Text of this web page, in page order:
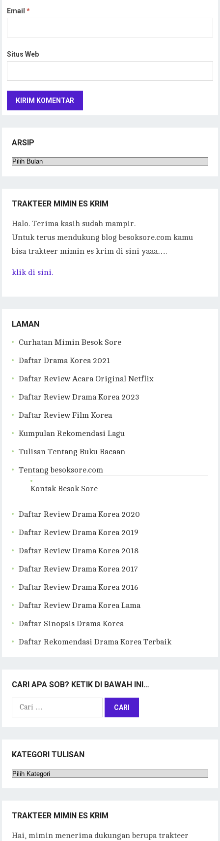
Email*
Situs Web
ARSIP
Arsip
TRAKTEER MIMIN ES KRIM
Halo. Terima kasih sudah mampir.
Untuk terus mendukung blog besoksore.com kamu
bisa trakteer mimin es krim di sini yaaa….
klik di sini.
LAMAN
Curhatan Mimin Besok Sore
Daftar Drama Korea 2021
Daftar Review Acara Original Netflix
Daftar Review Drama Korea 2023
Daftar Review Film Korea
Kumpulan Rekomendasi Lagu
Tulisan Tentang Buku Bacaan
Tentang besoksore.com
Kontak Besok Sore
Daftar Review Drama Korea 2020
Daftar Review Drama Korea 2019
Daftar Review Drama Korea 2018
Daftar Review Drama Korea 2017
Daftar Review Drama Korea 2016
Daftar Review Drama Korea Lama
Daftar Sinopsis Drama Korea
Daftar Rekomendasi Drama Korea Terbaik
CARI APA SOB? KETIK DI BAWAH INI…
Cari
KATEGORI TULISAN
Kategori
TRAKTEER MIMIN ES KRIM
Hai, mimin menerima dukungan berupa trakteer